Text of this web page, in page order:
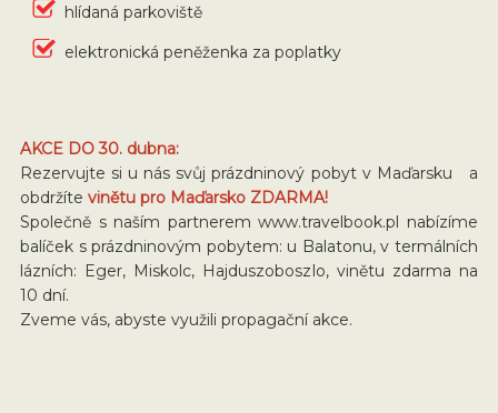
hlídaná parkoviště
elektronická peněženka za poplatky
AKCE DO 30. dubna:
Rezervujte si u nás svůj prázdninový pobyt v Maďarsku a
obdržíte vinětu pro Maďarsko ZDARMA!
Společně s naším partnerem www.travelbook.pl nabízíme
balíček s prázdninovým pobytem: u Balatonu, v termálních
lázních: Eger, Miskolc, Hajduszoboszlo, vinětu zdarma na
10 dní.
Zveme vás, abyste využili propagační akce.